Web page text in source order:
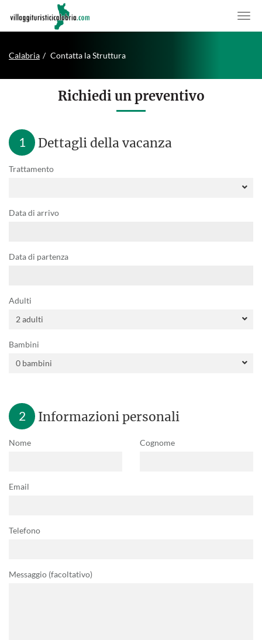
Calabria Contatta la Struttura
Richiedi un preventivo
1 Dettagli della vacanza
Trattamento
Data di arrivo
Data di partenza
Adulti
Bambini
2 Informazioni personali
Nome Cognome
Email
Telefono
Messaggio (facoltativo)